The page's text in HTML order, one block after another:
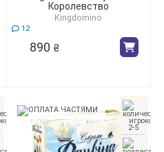
Королевство
Kingdomino
12
890 ₴
2-5